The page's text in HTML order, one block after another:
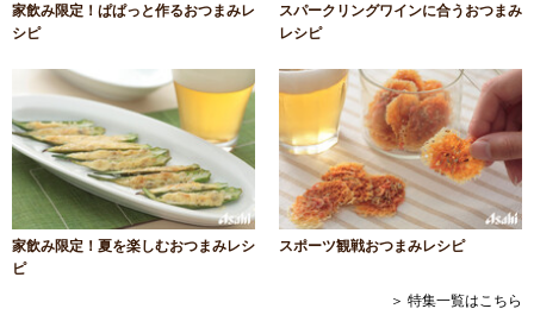
家飲み限定！ぱぱっと作るおつまみレ
シピ
スパークリングワインに合うおつまみ
レシピ
家飲み限定！夏を楽しむおつまみレシ
ピ
スポーツ観戦おつまみレシピ
＞ 特集一覧はこちら